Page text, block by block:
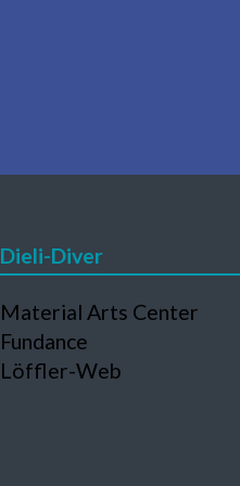
Dieli-Diver
Navigation
überspringen
Material Arts Center
Fundance
Löffler-Web